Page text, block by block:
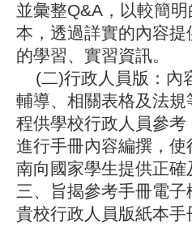
並彙整Q&A，以較簡
本，透過詳實的內容
的學習、實習資訊。
(二)行政人員版：內
輔導、相關表格及法
程供學校行政人員參
進行手冊內容編撰，
南向國家學生提供正
三、旨揭參考手冊電
貴校行政人員版紙本手